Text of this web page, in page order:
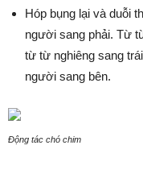
Hóp bụng lại và duỗi
người sang phải. Từ
từ từ nghiêng sang
người sang bên.
Động tác chó chim